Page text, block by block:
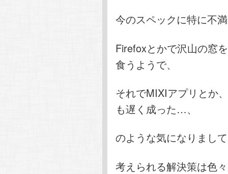
今のスペックに特に不
Firefoxとかで沢山の窓
食うようで、
それでMIXIアプリとか
も遅く成った…、
のような気になりまし
考えられる解決策は色